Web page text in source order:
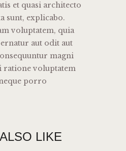
et quasi architecto
sunt, explicabo.
voluptatem, quia
aut odit aut
magni
ratione voluptatem
porro
LIKE